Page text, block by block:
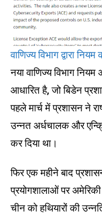
वाणिज्य विभाग द्वारा नियम
नया वाणिज्य विभाग नियम
आधारित है, जो बिडेन
पहले मार्च में प्रशासन ने
उन्नत अर्धचालक और
कर दिया था।
फिर एक महीने बाद
प्रयोगशालाओं पर
चीन को हथियारों की